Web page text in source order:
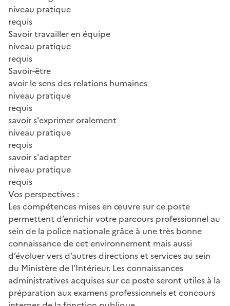
niveau pratique
requis
Savoir travailler en équipe
niveau pratique
requis
Savoir-être
avoir le sens des relations humaines
niveau pratique
requis
savoir s'exprimer oralement
niveau pratique
requis
savoir s'adapter
niveau pratique
requis
Vos perspectives :
Les compétences mises en œuvre sur ce poste
permettent d’enrichir votre parcours professionnel au
sein de la police nationale grâce à une très bonne
connaissance de cet environnement mais aussi
d’évoluer vers d’autres directions et services au sein
du Ministère de l’Intérieur. Les connaissances
administratives acquises sur ce poste seront utiles à la
préparation aux examens professionnels et concours